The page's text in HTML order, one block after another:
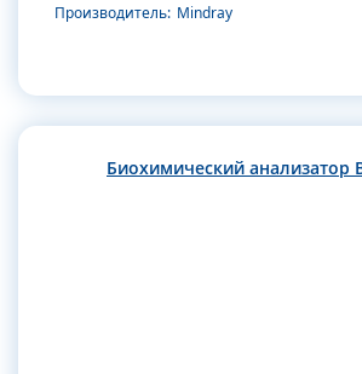
Производитель: Mindray
Биохимический анализатор